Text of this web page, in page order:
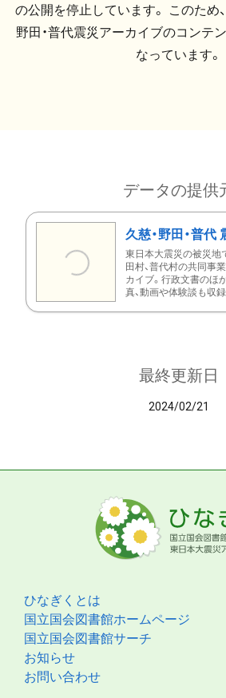
の公開を停止しています。 このため
野田・普代震災アーカイブのコンテ
なっています。
データの提供
久慈・野田・普代
東日本大震災の被災地
田村、普代村の共同事
カイブ。行政文書のほ
真、動画や体験談も収録
最終更新日
2024/02/21
ひなぎくとは
国立国会図書館ホームページ
国立国会図書館サーチ
お知らせ
お問い合わせ